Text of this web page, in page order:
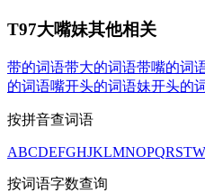
T97大嘴妹其他相关
带的词语带大的词语带嘴的词
的词语嘴开头的词语妹开头的
按拼音查词语
ABCDEFGHJKLMNOPQRSTW
按词语字数查询